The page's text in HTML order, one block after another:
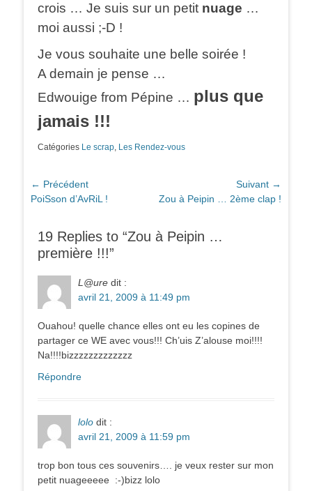
crois … Je suis sur un petit nuage …
moi aussi ;-D !
Je vous souhaite une belle soirée !
A demain je pense …
Edwouige from Pépine … plus que
jamais !!!
Catégories Le scrap, Les Rendez-vous
Navigation
de
← Précédent
Article
PoiSson d’AvRiL !
Suivant →
Article
Zou à Peipin … 2ème clap !
19 Replies to “Zou à Peipin …
première !!!”
L@ure dit :
avril 21, 2009 à 11:49 pm
Ouahou! quelle chance elles ont eu les copines de
partager ce WE avec vous!!! Ch’uis Z’alouse moi!!!!
Na!!!!bizzzzzzzzzzzzz
Répondre
lolo dit :
avril 21, 2009 à 11:59 pm
trop bon tous ces souvenirs…. je veux rester sur mon
petit nuageeeee :-)bizz lolo